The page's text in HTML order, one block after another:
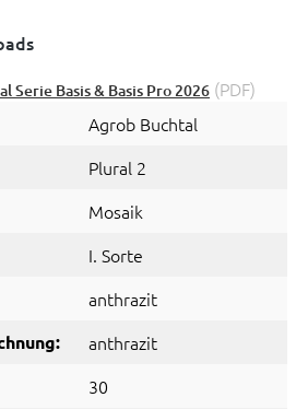
Serie Basis & Basis Pro 2026 (PDF)
Agrob Buchtal
Plural 2
Mosaik
I. Sorte
anthrazit
anthrazit
30